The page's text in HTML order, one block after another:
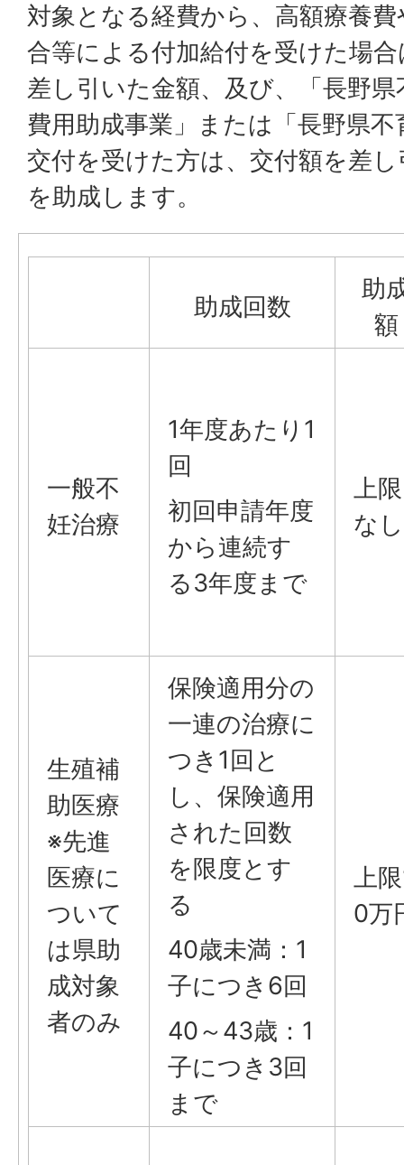
対象となる経費から、高額療養
合等による付加給付を受けた場
差し引いた金額、及び、「長野
費用助成事業」または「長野県
交付を受けた方は、交付額を差
を助成します。
助成回数
助
額
一般不
妊治療
1年度あたり1
回
初回申請年度
から連続す
る3年度まで
上限
なし
生殖補
助医療
※先進
医療に
ついて
は県助
成対象
者のみ
保険適用分の
一連の治療に
つき1回と
し、保険適用
された回数
を限度とす
る
40歳未満：1
子につき6回
40～43歳：1
子につき3回
まで
上
0万